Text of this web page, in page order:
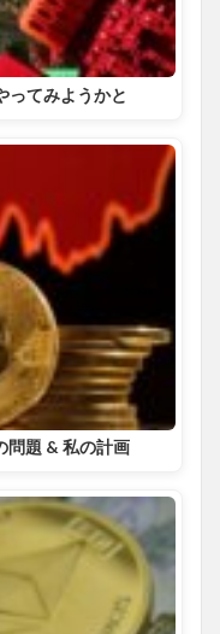
ってみようかと
問題 & 私の計画